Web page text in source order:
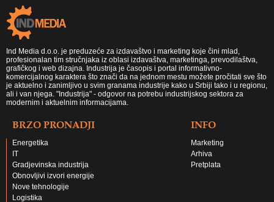
Ind Media d.o.o. je preduzeće za izdavaštvo i marketing koje čini mlad,
profesionalan tim stručnjaka iz oblasi izdavaštva, marketinga, prevodilaštva,
grafičkog i web dizajna. Industrija je časopis i portal informativno-
komercijalnog karaktera što znači da na jednom mestu možete pročitati sve što
je aktuelno i zanimljivo u svim granama industrije kako u Srbiji tako i u regionu,
ali i van njega. "Industrija" - odgovor na potrebu industrijskog sektora za
modernim i aktuelnim informacijama.
BRZO PRONADJI
Energetika
IT
Gradjevinska industrija
Obnovljivi izvori energije
Nove tehnologije
Logistika
INFO
Marketing
Arhiva
Pretplata